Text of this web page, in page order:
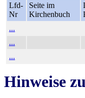
Lfd-
Nr
Seite im
Kirchenbuch
...
...
...
Hinweise